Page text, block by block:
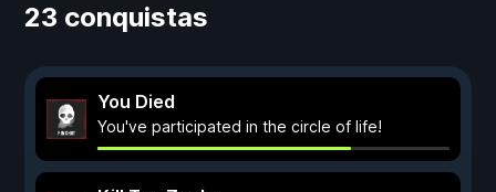
23 conquistas
You Died
You've participated in the circle of life!